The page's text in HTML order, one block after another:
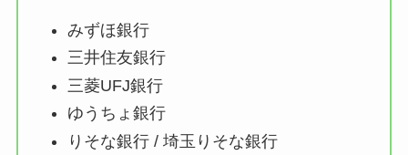
みずほ銀行
三井住友銀行
三菱UFJ銀行
ゆうちょ銀行
りそな銀行 / 埼玉りそな銀行